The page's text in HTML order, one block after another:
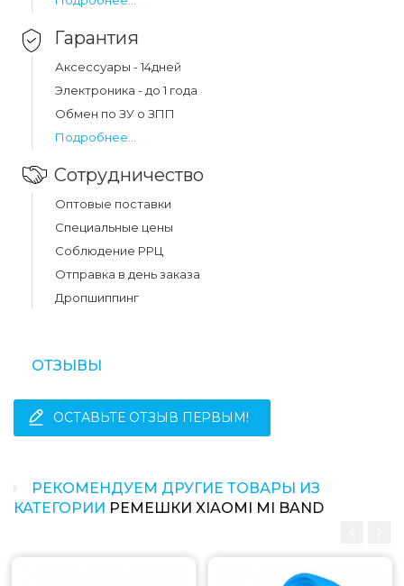
Гарантия
Аксессуары - 14дней
Электроника - до 1 года
Обмен по ЗУ о ЗПП
Подробнее...
Сотрудничество
Оптовые поставки
Специальные цены
Соблюдение РРЦ
Отправка в день заказа
Дропшиппинг
ОТЗЫВЫ
ОСТАВЬТЕ ОТЗЫВ ПЕРВЫМ!
РЕКОМЕНДУЕМ ДРУГИЕ ТОВАРЫ ИЗ
КАТЕГОРИИ РЕМЕШКИ XIAOMI MI BAND